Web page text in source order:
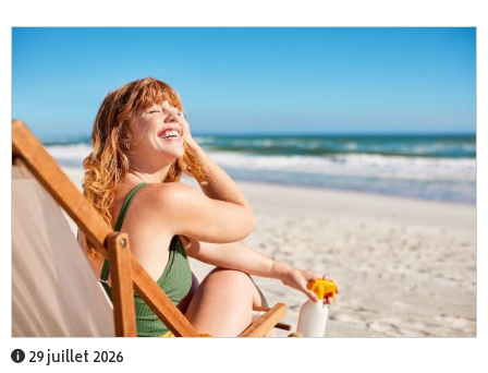
29 juillet 2026